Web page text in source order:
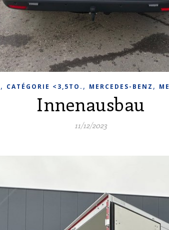
, CATÉGORIE <3,5TO. , MERCEDES-BENZ ,
Innenausbau
11/12/2023